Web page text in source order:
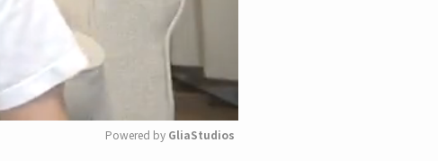
Powered by GliaStudios